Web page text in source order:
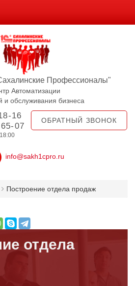
Профессионалы"
Автоматизации
и обслуживания бизнеса
16
07
ОБРАТНЫЙ ЗВОНОК
info@sakh1cpro.ru
Построение отдела продаж
отдела